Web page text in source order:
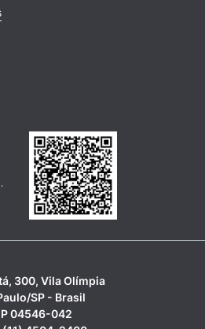
300, Vila Olímpia
SP - Brasil
04546-042